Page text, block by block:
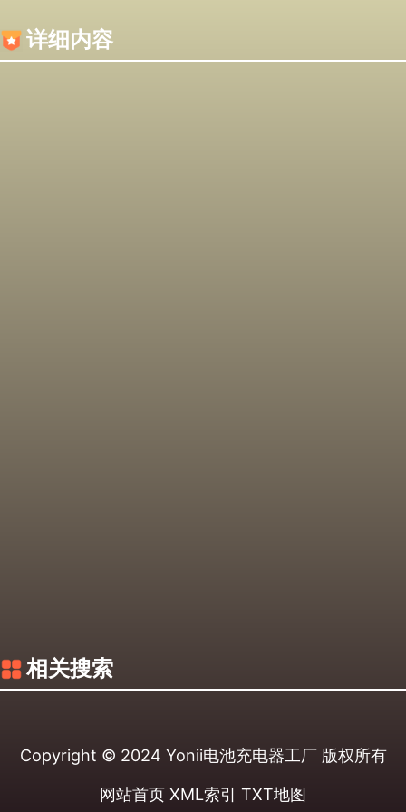
详细内容
相关搜索
Copyright © 2024 Yonii电池充电器工厂版权所有
网站首页 XML索引 TXT地图